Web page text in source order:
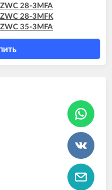
28-3MFA
28-3MFK
35-3MFA